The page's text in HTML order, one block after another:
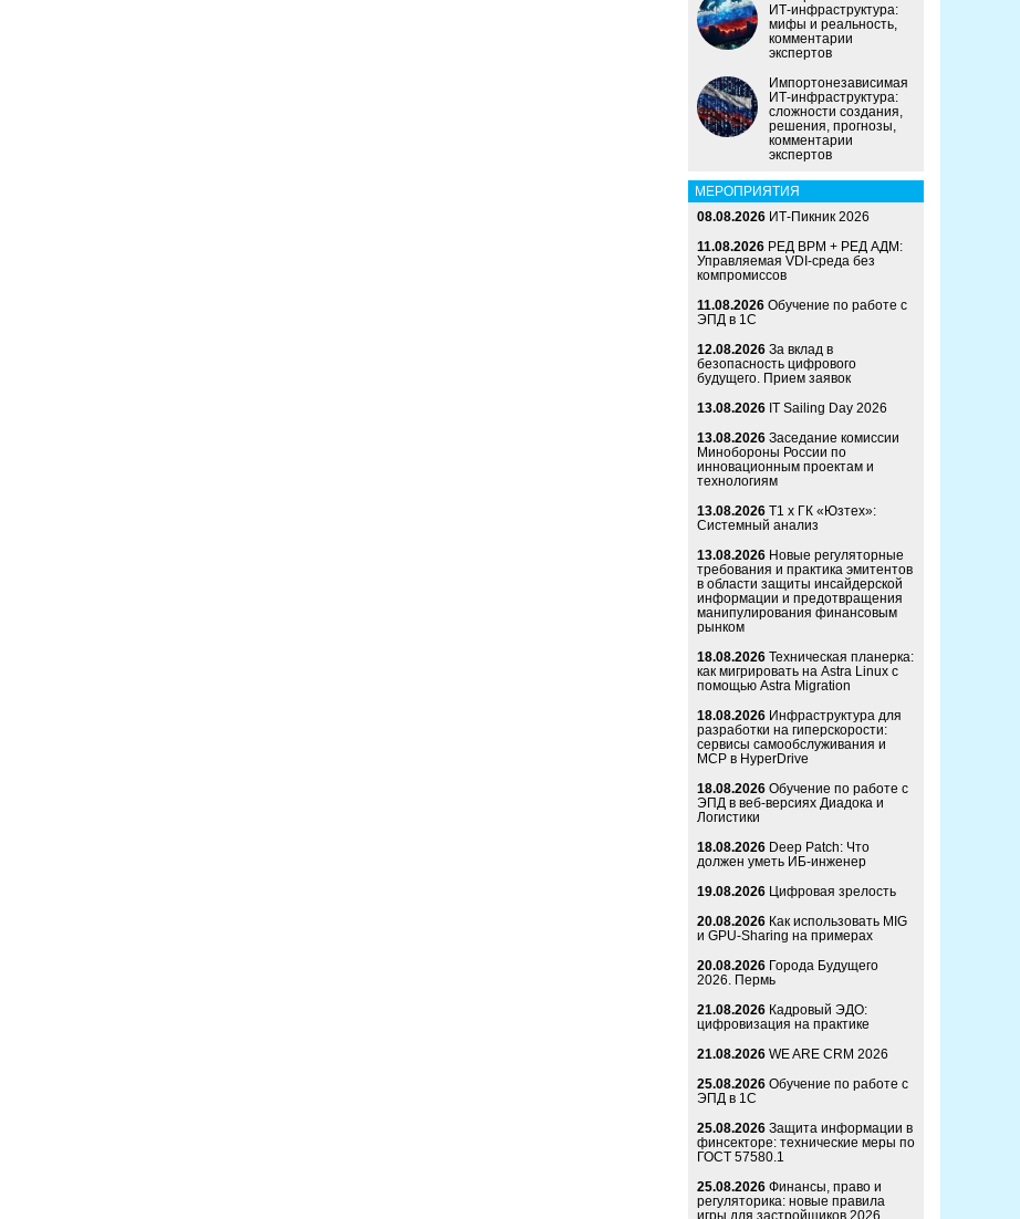
ИТ-инфраструктура:
мифы и реальность,
комментарии
экспертов
Импортонезависимая
ИТ-инфраструктура:
сложности создания,
решения, прогнозы,
комментарии
экспертов
МЕРОПРИЯТИЯ
08.08.2026 ИТ-Пикник 2026
11.08.2026 РЕД ВРМ + РЕД АДМ:
Управляемая VDI-среда без
компромиссов
11.08.2026 Обучение по работе с
ЭПД в 1С
12.08.2026 За вклад в
безопасность цифрового
будущего. Прием заявок
13.08.2026 IT Sailing Day 2026
13.08.2026 Заседание комиссии
Минобороны России по
инновационным проектам и
технологиям
13.08.2026 Т1 x ГК «Юзтех»:
Системный анализ
13.08.2026 Новые регуляторные
требования и практика эмитентов
в области защиты инсайдерской
информации и предотвращения
манипулирования финансовым
рынком
18.08.2026 Техническая планерка:
как мигрировать на Astra Linux с
помощью Astra Migration
18.08.2026 Инфраструктура для
разработки на гиперскорости:
сервисы самообслуживания и
MCP в HyperDrive
18.08.2026 Обучение по работе с
ЭПД в веб-версиях Диадока и
Логистики
18.08.2026 Deep Patch: Что
должен уметь ИБ-инженер
19.08.2026 Цифровая зрелость
20.08.2026 Как использовать MIG
и GPU-Sharing на примерах
20.08.2026 Города Будущего
2026. Пермь
21.08.2026 Кадровый ЭДО:
цифровизация на практике
21.08.2026 WE ARE CRM 2026
25.08.2026 Обучение по работе с
ЭПД в 1С
25.08.2026 Защита информации в
финсекторе: технические меры по
ГОСТ 57580.1
25.08.2026 Финансы, право и
регуляторика: новые правила